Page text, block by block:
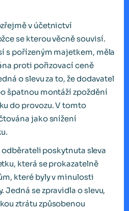
v účetnictví
se kterou věcně souvisí.
s pořízeným majetkem, měla
proti pořizovací ceně
o slevu za to, že dodavatel
špatnou montáží zpoždění
do provozu. V tomto
jako snížení
odběrateli poskytnuta sleva
která se prokazatelně
které byly v minulosti
Jedná se zpravidla o slevu,
ztrátu způsobenou